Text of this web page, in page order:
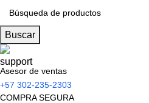
Buscar
Asesor de ventas
+57 302-235-2303
COMPRA SEGURA